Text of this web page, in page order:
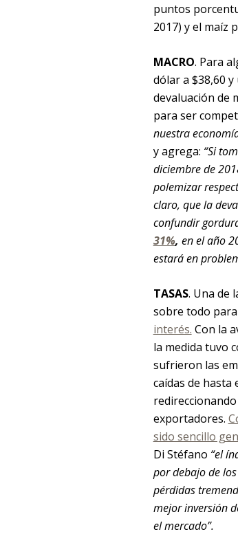
puntos
2017) y el maíz
MACRO. Para
dólar a $38,60
devaluación de
para ser
nuestra
y agrega: “Si
diciembre de
polemizar
claro, que la
confundir
31%, en el año
estará en
TASAS. Una de
sobre todo
interés. Con la
la medida tuvo
sufrieron las
caídas de
exportadores.
sido sencillo
Di Stéfano “el
por debajo de
pérdidas
mejor inversión
el mercado”.